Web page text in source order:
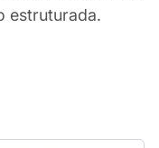
estruturada.